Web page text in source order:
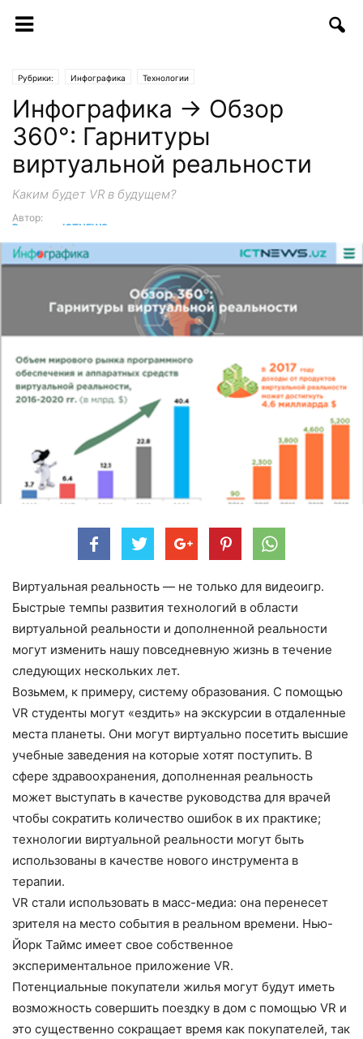
Рубрики: Инфографика Технологии
Инфографика → Обзор
360°: Гарнитуры
виртуальной реальности
Каким будет VR в будущем?
Автор:
Редакция ICTNEWS
Виртуальная реальность — не только для видеоигр.
Быстрые темпы развития технологий в области
виртуальной реальности и дополненной реальности
могут изменить нашу повседневную жизнь в течение
следующих нескольких лет.
Возьмем, к примеру, систему образования. С помощью
VR студенты могут «ездить» на экскурсии в отдаленные
места планеты. Они могут виртуально посетить высшие
учебные заведения на которые хотят поступить. В
сфере здравоохранения, дополненная реальность
может выступать в качестве руководства для врачей
чтобы сократить количество ошибок в их практике;
технологии виртуальной реальности могут быть
использованы в качестве нового инструмента в
терапии.
VR стали использовать в масс-медиа: она перенесет
зрителя на место события в реальном времени. Нью-
Йорк Таймс имеет свое собственное
экспериментальное приложение VR.
Потенциальные покупатели жилья могут будут иметь
возможность совершить поездку в дом с помощью VR и
это существенно сокращает время как покупателей, так